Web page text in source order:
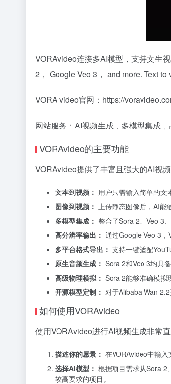
VORAvideo连接多AI模型，支持文生
2， Google Veo 3， and more. Text
VORA video官网：https://
网站服务：AI视频生成，多模型集成，
VORAvideo的主要功能
VORAvideo提供了丰富且强大的AI视
文本到视频： 用户只需输入简单的文
图像到视频： 上传静态图像后，AI能
多模型集成： 整合了Sora 2、Veo 3
高分辨率输出： 通过Google Veo 3，
多平台格式导出： 支持一键适配
原生音频生成： Sora 2和Veo 3均具
高级物理模拟： Sora 2能够准确模拟
开源模型定制： 对于Alibaba Wan
如何使用VORAvideo
使用VORAvideo进行AI视频生成非常
描述你的愿景： 在VORAvideo中输入
选择AI模型： 根据项目需求从Sora 2
较高要求的项目。